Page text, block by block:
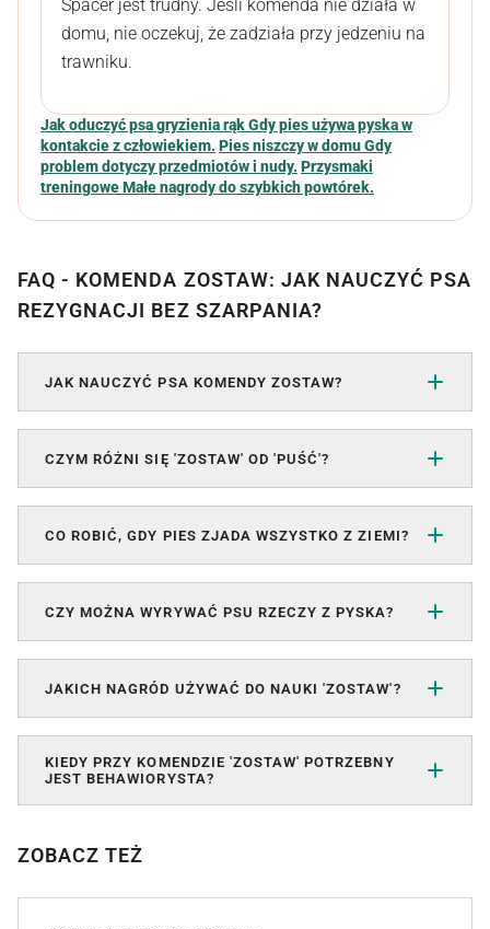
Spacer jest trudny. Jeśli komenda nie działa w
domu, nie oczekuj, że zadziała przy jedzeniu na
trawniku.
Jak oduczyć psa gryzienia rąkGdy pies używa pyska w
kontakcie z człowiekiem.Pies niszczy w domuGdy
problem dotyczy przedmiotów i nudy.Przysmaki
treningoweMałe nagrody do szybkich powtórek.
FAQ - KOMENDA ZOSTAW: JAK NAUCZYĆ PSA
REZYGNACJI BEZ SZARPANIA?
JAK NAUCZYĆ PSA KOMENDY ZOSTAW?
CZYM RÓŻNI SIĘ 'ZOSTAW' OD 'PUŚĆ'?
CO ROBIĆ, GDY PIES ZJADA WSZYSTKO Z ZIEMI?
CZY MOŻNA WYRYWAĆ PSU RZECZY Z PYSKA?
JAKICH NAGRÓD UŻYWAĆ DO NAUKI 'ZOSTAW'?
KIEDY PRZY KOMENDZIE 'ZOSTAW' POTRZEBNY
JEST BEHAWIORYSTA?
ZOBACZ TEŻ